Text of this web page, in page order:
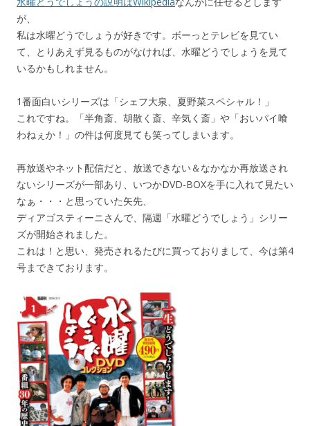
が、
私は水曜どうでしょうが好きです。ボーっとテレビを見てい
て、とりあえず見るものがなければ、水曜どうでしょうを見て
いるかもしれません。
1番面白いシリーズは「シェフ大泉、夏野菜スペシャル！」
これですね。「半角斎、胡散く斎、辛気く斎」や「おいパイ喰
わねぇか！」の件は何度見ても笑ってしまいます。
再放送やネット配信だと、放送できない＆なかなか再放送され
ないシリーズが一部あり、いつかDVD-BOXを手に入れて見たい
なぁ・・・と思っていた矢先、
ディアゴスティーニさんで、隔週「水曜どうでしょう」シリー
ズが開始されました。
これは！と思い、発売されるたびに買っておりまして、今は第4
号まできております。